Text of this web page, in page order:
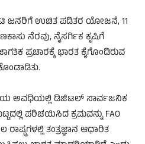
ಜನರಿಗೆ ಉಚಿತ ಪಡಿತರ ಯೋಜನೆ, 11
ನೆರವು, ನೈಸರ್ಗಿಕ ಕೃಷಿಗೆ
ಪ್ರಚಾರಕ್ಕೆ ಭಾರತ ಕೈಗೊಂಡಿರುವ
ಅವಧಿಯಲ್ಲಿ ಡಿಜಿಟಲ್ ಸಾರ್ವಜನಿಕ
ಪರಿಚಯಿಸಿದ ಕ್ರಮವನ್ನು FAO
ತಂತ್ರಜ್ಞಾನ ಆಧಾರಿತ